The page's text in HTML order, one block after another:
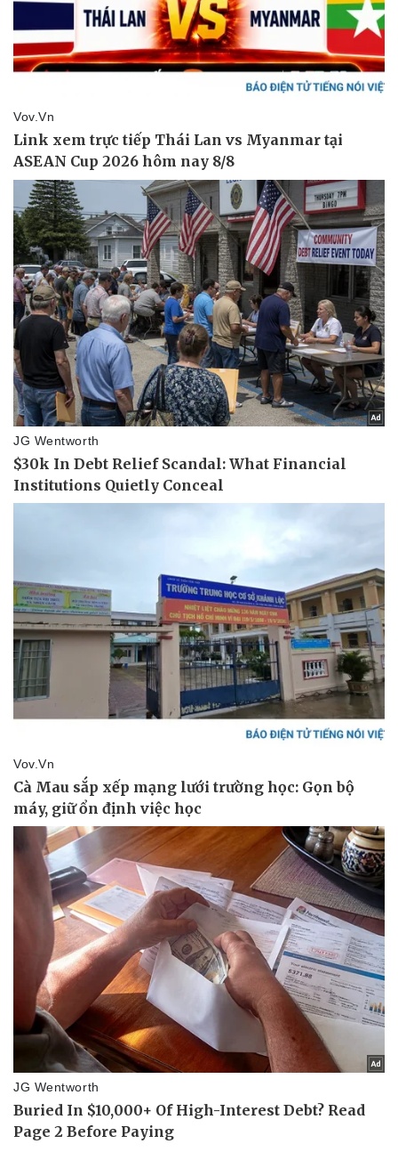
Pháp luật
Vụ án
Tin nóng
Tư vấn luật
Quân sự - Quốc phòng
Phân tích